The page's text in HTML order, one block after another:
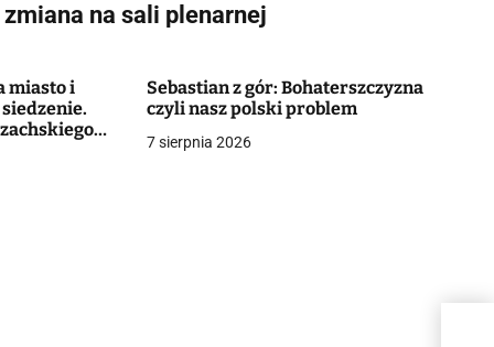
na sali plenarnej
miasto i
Sebastian z gór: Bohaterszczyzna
czyli nasz polski problem
7 sierpnia 2026